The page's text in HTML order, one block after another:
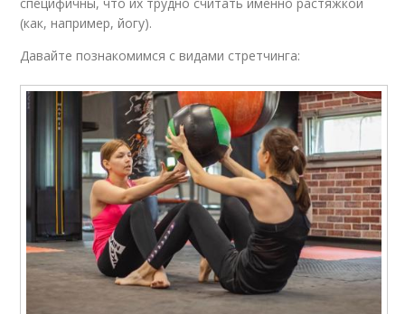
(как, например, йогу).
Давайте познакомимся с видами стретчинга: